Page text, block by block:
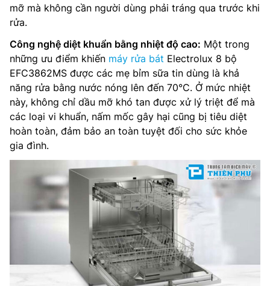
mỡ mà không cần người dùng phải tráng qua trước khi
rửa.
Công nghệ diệt khuẩn bằng nhiệt độ cao: Một trong
những ưu điểm khiến máy rửa bát Electrolux 8 bộ
EFC3862MS được các mẹ bỉm sữa tin dùng là khả
năng rửa bằng nước nóng lên đến 70°C. Ở mức nhiệt
này, không chỉ dầu mỡ khó tan được xử lý triệt để mà
các loại vi khuẩn, nấm mốc gây hại cũng bị tiêu diệt
hoàn toàn, đảm bảo an toàn tuyệt đối cho sức khỏe
gia đình.